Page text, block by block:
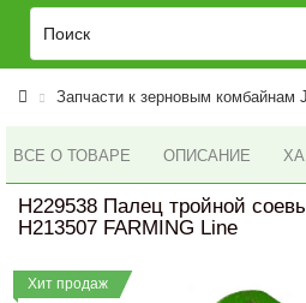
Запчасти к зерновым комбайнам
ВСЕ О ТОВАРЕ ОПИСАНИЕ
H229538 Палец тройной
H213507 FARMING Line
Хит продаж